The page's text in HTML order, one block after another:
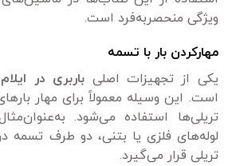
ویژگی‌ منحصربه‌فرد است.
مهارکردن بار با تسمه
یکی از تجهیزات اصلی باربری در ایلام
است. این وسیله معمولاً برای مهار
تریلی‌ها استفاده می‌شود.
لوله‌های فلزی یا بتنی، دو طرف تسمه
تریلی قرار می‌گیرد.